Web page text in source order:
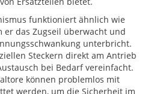
funktioniert ähnlich wie
er das Zugseil überwacht und
unterbricht.
Steckern direkt am Antrieb
bei Bedarf vereinfacht.
können problemlos mit
werden, um die Sicherheit im